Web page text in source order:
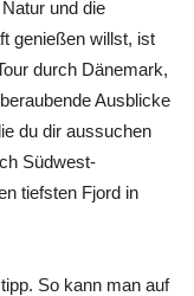
und die
genießen willst, ist
durch Dänemark,
Ausblicke
du dir aussuchen
Südwest-
tiefsten Fjord in
So kann man auf